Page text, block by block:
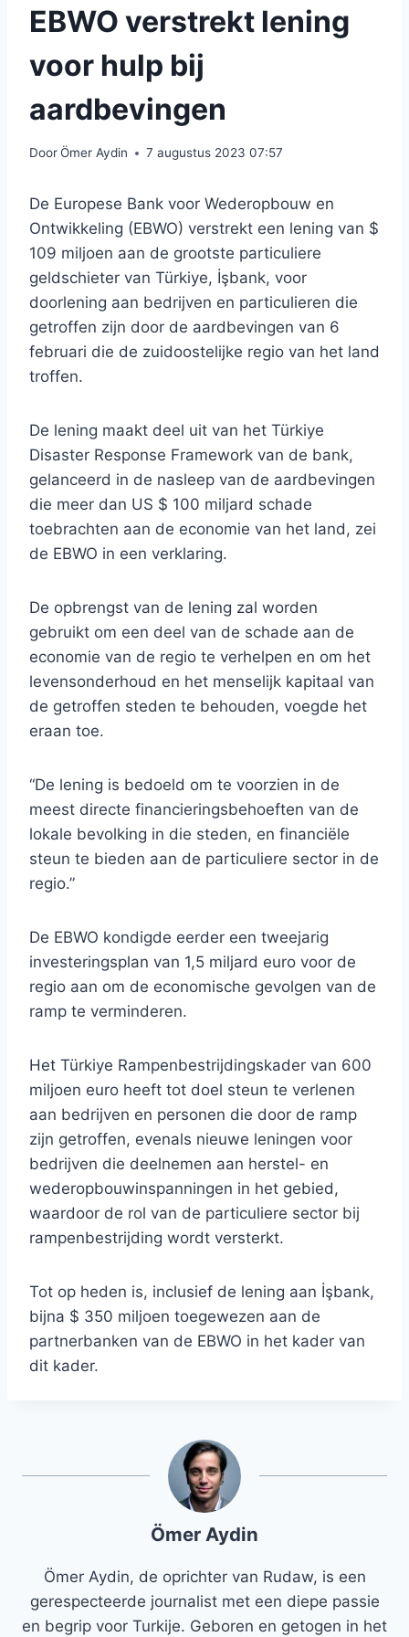
EBWO verstrekt lening
voor hulp bij
aardbevingen
DoorÖmer Aydin 7 augustus 2023 07:57
De Europese Bank voor Wederopbouw en
Ontwikkeling (EBWO) verstrekt een lening van $
109 miljoen aan de grootste particuliere
geldschieter van Türkiye, İşbank, voor
doorlening aan bedrijven en particulieren die
getroffen zijn door de aardbevingen van 6
februari die de zuidoostelijke regio van het land
troffen.
De lening maakt deel uit van het Türkiye
Disaster Response Framework van de bank,
gelanceerd in de nasleep van de aardbevingen
die meer dan US $ 100 miljard schade
toebrachten aan de economie van het land, zei
de EBWO in een verklaring.
De opbrengst van de lening zal worden
gebruikt om een ​​deel van de schade aan de
economie van de regio te verhelpen en om het
levensonderhoud en het menselijk kapitaal van
de getroffen steden te behouden, voegde het
eraan toe.
“De lening is bedoeld om te voorzien in de
meest directe financieringsbehoeften van de
lokale bevolking in die steden, en financiële
steun te bieden aan de particuliere sector in de
regio.”
De EBWO kondigde eerder een tweejarig
investeringsplan van 1,5 miljard euro voor de
regio aan om de economische gevolgen van de
ramp te verminderen.
Het Türkiye Rampenbestrijdingskader van 600
miljoen euro heeft tot doel steun te verlenen
aan bedrijven en personen die door de ramp
zijn getroffen, evenals nieuwe leningen voor
bedrijven die deelnemen aan herstel- en
wederopbouwinspanningen in het gebied,
waardoor de rol van de particuliere sector bij
rampenbestrijding wordt versterkt.
Tot op heden is, inclusief de lening aan İşbank,
bijna $ 350 miljoen toegewezen aan de
partnerbanken van de EBWO in het kader van
dit kader.
Ömer Aydin
Ömer Aydin, de oprichter van Rudaw, is een
gerespecteerde journalist met een diepe passie
en begrip voor Turkije. Geboren en getogen in het